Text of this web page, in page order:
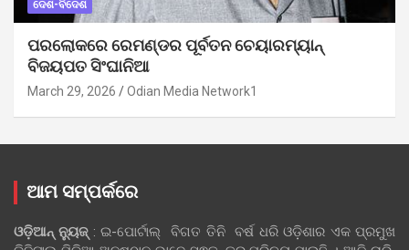
ଦେଶ-ବିଦେଶ
ପରଲୋକରେ ରେମଣ୍ଡର ପୂର୍ବତନ ଚେୟାରମ୍ୟାନ୍
ବିଜୟପତ ସିଂଘାନିଆ
March 29, 2026 Odian Media Network1
ଆମ ସମ୍ପର୍କରେ
ଓଡ଼ିଆନ୍‍ ନ୍ୟୁଜ୍‍: ଇ-ପୋର୍ଟାଲ୍ ବିଗତ ତିନି ବର୍ଷ ଧରି ଓଡ଼ିଶାର ଏକ ପ୍ରମୁଖ